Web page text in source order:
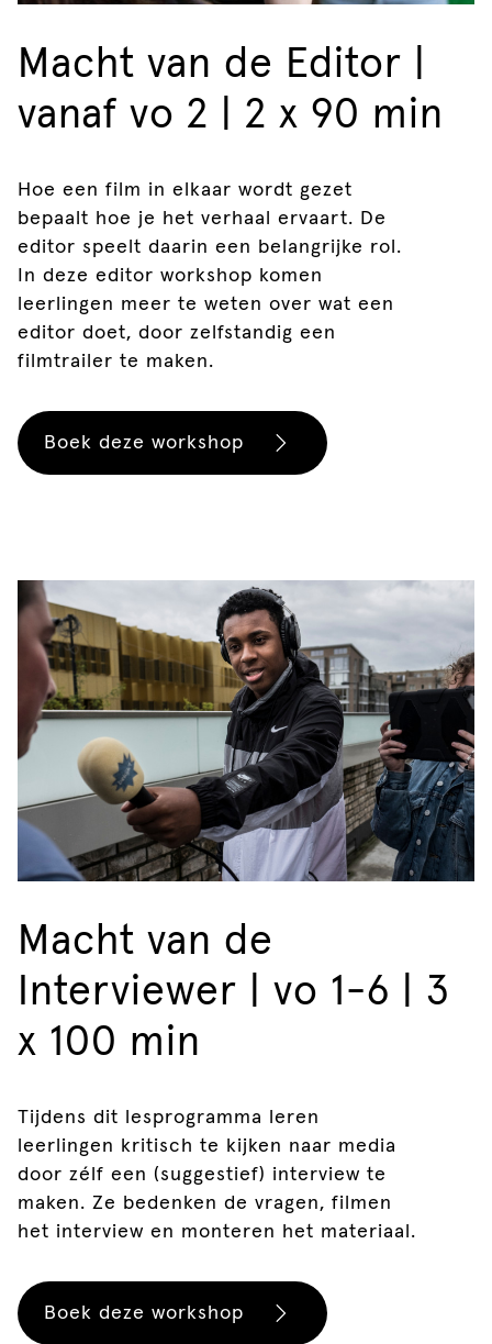
Macht van de Editor |
vanaf vo 2 | 2 x 90 min
Hoe een film in elkaar wordt gezet
bepaalt hoe je het verhaal ervaart. De
editor speelt daarin een belangrijke rol.
In deze editor workshop komen
leerlingen meer te weten over wat een
editor doet, door zelfstandig een
filmtrailer te maken.
Boek deze workshop
Macht van de
Interviewer | vo 1-6 | 3
x 100 min
Tijdens dit lesprogramma leren
leerlingen kritisch te kijken naar media
door zélf een (suggestief) interview te
maken. Ze bedenken de vragen, filmen
het interview en monteren het materiaal.
Boek deze workshop